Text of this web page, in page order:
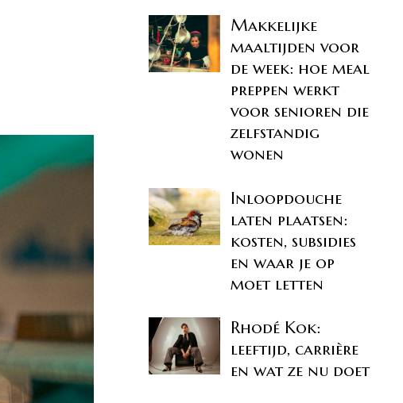
Makkelijke
maaltijden voor
de week: hoe meal
preppen werkt
voor senioren die
zelfstandig
wonen
Inloopdouche
laten plaatsen:
kosten, subsidies
en waar je op
moet letten
Rhodé Kok:
leeftijd, carrière
en wat ze nu doet